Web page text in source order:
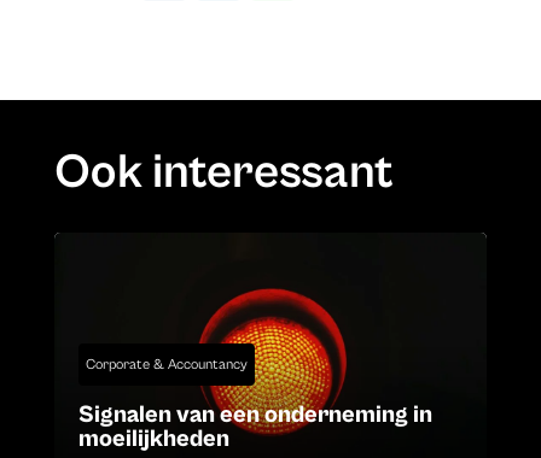
Ook interessant
Corporate & Accountancy
Signalen van een onderneming in
moeilijkheden